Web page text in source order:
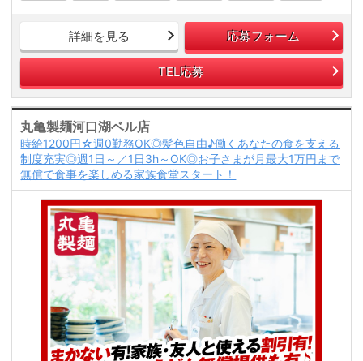
詳細を見る 応募フォーム
TEL応募
丸亀製麺河口湖ベル店
時給1200円☆週0勤務OK◎髪色自由♪働くあなたの食を支える
制度充実◎週1日～／1日3h～OK◎お子さまが月最大1万円まで
無償で食事を楽しめる家族食堂スタート！